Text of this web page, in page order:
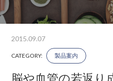
2015.09.07
CATEGORY: 製品案内
脳や血管の若返り